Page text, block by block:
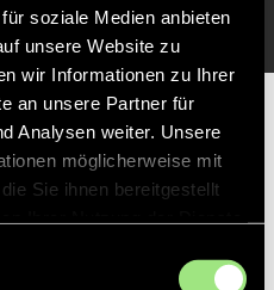
soziale Medien anbieten
unsere Website zu
wir Informationen zu Ihrer
an unsere Partner für
Analysen weiter. Unsere
möglicherweise mit
Sie ihnen bereitgestellt